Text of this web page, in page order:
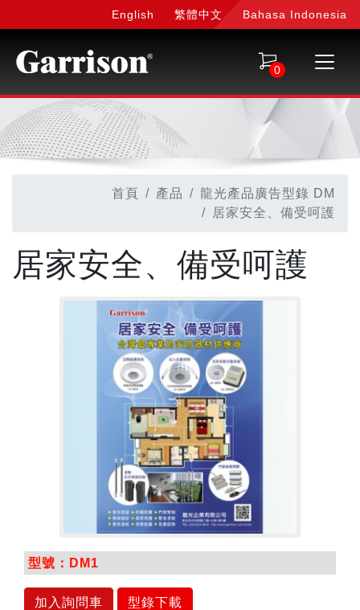
English 繁體中文 Bahasa Indonesia
0
首頁 產品
龍光產品廣告型錄 DM
居家安全、備受呵護
居家安全、備受呵護
型號：DM1
加入詢問車 型錄下載